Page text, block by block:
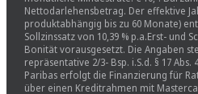
Nettodarlehensbetrag. Der effektive
produktabhängig bis zu 60 Monate)
Sollzinssatz von 10,39 % p.a.Erst- und
Bonität vorausgesetzt. Die Angaben
repräsentative 2/3- Bsp. i.S.d. § 17 Abs.
Paribas erfolgt die Finanzierung für
über einen Kreditrahmen mit